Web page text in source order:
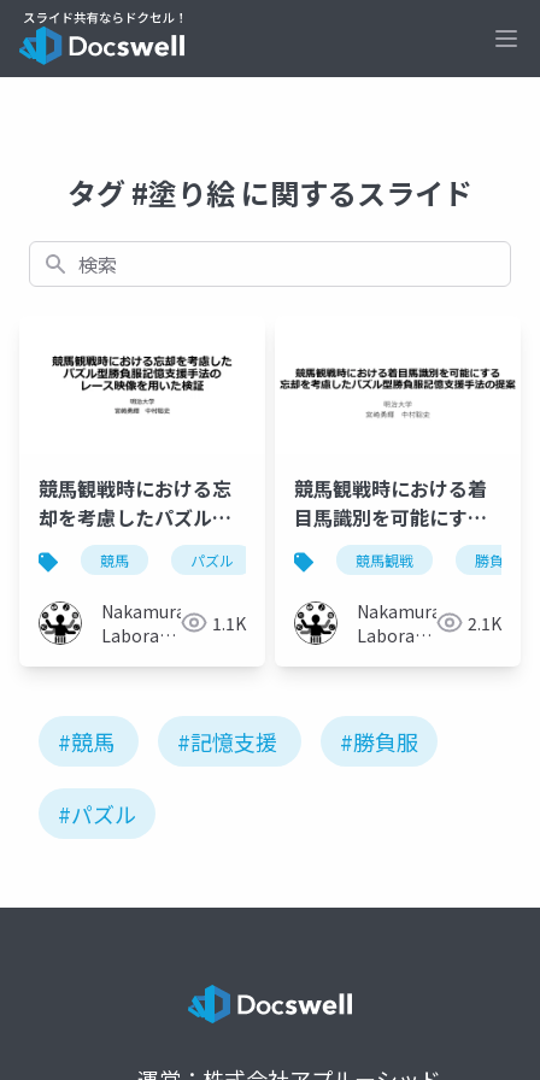
タグ #塗り絵 に関するスライド
検索
競馬観戦時における忘
却を考慮したパズル型
勝負服記憶支援手法の
レース映像を用いた検
証
競馬 パズル 塗り絵 記憶 忘却
Nakamura
Laboratory
1.1K
競馬観戦時における着
目馬識別を可能にする
忘却を考慮したパズル
型勝負服記憶支援手法
の提案
競馬観戦 勝負服
Nakamura
Laboratory
2.1K
#競馬 #記憶支援 #勝負服
#パズル